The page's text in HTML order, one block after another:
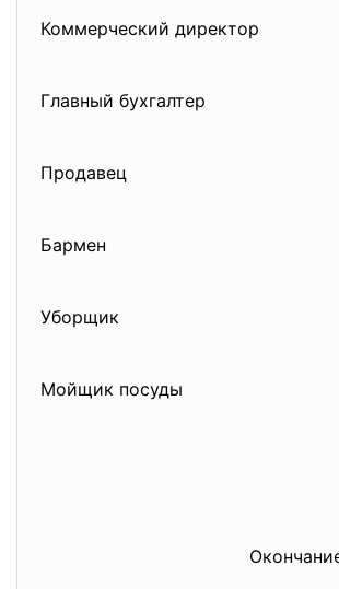
Коммерческий директор
Главный бухгалтер
Продавец
Бармен
Уборщик
Мойщик посуды
Окончание